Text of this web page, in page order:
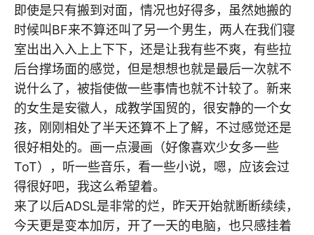
即使是只有搬到对面，情况也好得多，虽然她搬的
时候叫BF来不算还叫了另一个男生，两人在我们寝
室出出入入上上下下，还是让我有些不爽，有些拉
后台撑场面的感觉，但是想想也就是最后一次就不
说什么了，被指使做一些事情也就不计较了。新来
的女生是安徽人，成教学国贸的，很安静的一个女
孩，刚刚相处了半天还算不上了解，不过感觉还是
很好相处的。画一点漫画（好像喜欢少女多一些
ToT），听一些音乐，看一些小说，嗯，应该会过
得很好吧，我这么希望着。
来了以后ADSL是非常的烂，昨天开始就断断续续，
今天更是变本加厉，开了一天的电脑，也只感挂着